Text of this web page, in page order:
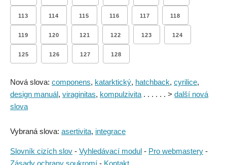
113 114 115 116 117 118
119 120 121 122 123 124
125 126 127 128
Nová slova: componens, katarktický, hatchback, cyrilice,
design manuál, viraginitas, kompulzivita . . . . . . > další nová
slova
Vybraná slova: asertivita, integrace
Slovník cizích slov - Vyhledávací modul - Pro webmastery -
Zásady ochrany soukromí - Kontakt